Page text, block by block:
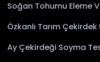
Soğan Tohumu Eleme
Özkanlı Tarım
Ay Çekirdeği Soyma